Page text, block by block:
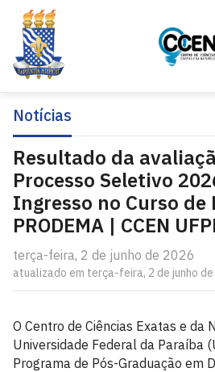
Notícias
Resultado da
Processo Seletivo
Ingresso no Curso de
PRODEMA | CCEN
terça-feira, 2 de junho de 2026
atualizado em terça-feira, 2 de junho
O Centro de Ciências Exatas e da
Universidade Federal da Paraíba
Programa de Pós-Graduação em